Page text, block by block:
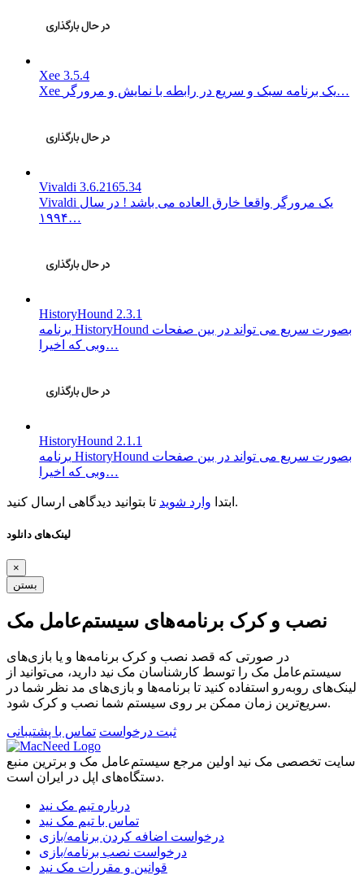
Xee 3.5.4
Xee یک برنامه سبک و سریع در رابطه با نمایش و مرورگر…
Vivaldi 3.6.2165.34
Vivaldi یک مرورگر واقعا خارق العاده می باشد ! در سال
۱۹۹۴…
HistoryHound 2.3.1
برنامه HistoryHound بصورت سریع می تواند در بین صفحات
وبی که اخیرا…
HistoryHound 2.1.1
برنامه HistoryHound بصورت سریع می تواند در بین صفحات
وبی که اخیرا…
ابتدا وارد شوید تا بتوانید دیدگاهی ارسال کنید.
لینک‌های دانلود
×
بستن
نصب و کرک برنامه‌های سیستم‌عامل مک
در صورتی که قصد نصب و کرک برنامه‌ها و یا بازی‌های
سیستم‌عامل مک را توسط کارشناسان مک نید دارید، می‌توانید از
لینک‌های رو‌به‌رو استفاده کنید تا برنامه‌ها و بازی‌های مد نظر شما در
سریع‌ترین زمان ممکن بر روی سیستم شما نصب و کرک شود.
ثبت درخواست تماس با پشتیبانی
سایت تخصصی مک نید اولین مرجع سیستم‌عامل مک و برترین منبع
دستگاه‌های اپل در ایران است.
درباره تیم مک نید
تماس با تیم مک نید
درخواست اضافه کردن برنامه/بازی
درخواست نصب برنامه/بازی
قوانین و مقررات مک نید